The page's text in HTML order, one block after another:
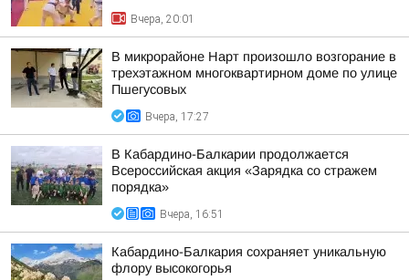
Вчера, 20:01
В микрорайоне Нарт произошло возгорание в
трехэтажном многоквартирном доме по улице
Пшегусовых
Вчера, 17:27
В Кабардино-Балкарии продолжается
Всероссийская акция «Зарядка со стражем
порядка»
Вчера, 16:51
Кабардино-Балкария сохраняет уникальную
флору высокогорья